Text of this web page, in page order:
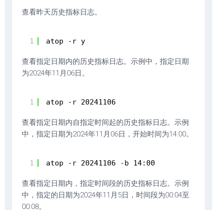
查看昨天历史指标日志。
1 atop -r y
查看指定日期内的历史指标日志。示例中，指定日期
为2024年11月06日。
1 atop -r 20241106
查看指定日期内自指定时间起的历史指标日志。示例
中，指定日期为2024年11月06日，开始时间为14:00。
1 atop -r 20241106 -b 14:00
查看指定日期内，指定时间段的历史指标日志。示例
中，指定的日期为2024年11月5日，时间段为00:04至
00:08。